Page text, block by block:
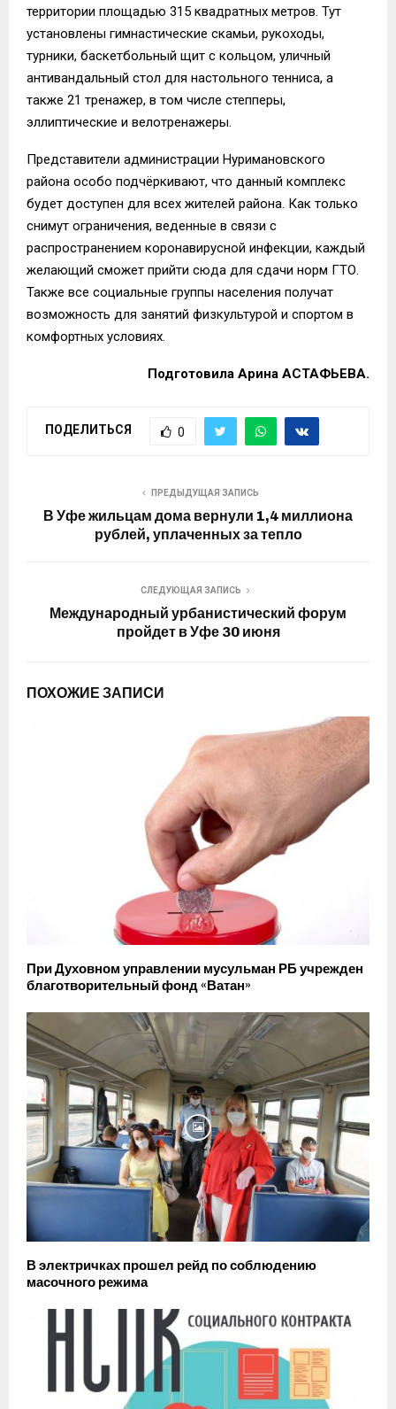
территории площадью 315 квадратных метров. Тут
установлены гимнастические скамьи, рукоходы,
турники, баскетбольный щит с кольцом, уличный
антивандальный стол для настольного тенниса, а
также 21 тренажер, в том числе степперы,
эллиптические и велотренажеры.
Представители администрации Нуримановского
района особо подчёркивают, что данный комплекс
будет доступен для всех жителей района. Как только
снимут ограничения, веденные в связи с
распространением коронавирусной инфекции, каждый
желающий сможет прийти сюда для сдачи норм ГТО.
Также все социальные группы населения получат
возможность для занятий физкультурой и спортом в
комфортных условиях.
Подготовила Арина АСТАФЬЕВА.
ПОДЕЛИТЬСЯ 0
ПРЕДЫДУЩАЯ ЗАПИСЬ
В Уфе жильцам дома вернули 1,4 миллиона
рублей, уплаченных за тепло
СЛЕДУЮЩАЯ ЗАПИСЬ
Международный урбанистический форум
пройдет в Уфе 30 июня
ПОХОЖИЕ ЗАПИСИ
При Духовном управлении мусульман РБ учрежден
благотворительный фонд «Ватан»
В электричках прошел рейд по соблюдению
масочного режима